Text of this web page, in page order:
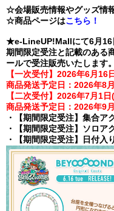
☆会場販売情報やグッズ情
☆商品ページはこちら！
★e-LineUP!Mallにて6月16
期間限定受注と記載のある
ールで受注販売いたします。
【一次受付】2026年6月
商品発送予定日：2026年8
【二次受付】2026年7月1
商品発送予定日：2026年9
・【期間限定受注】集合ア
・【期間限定受注】ソロア
・【期間限定受注】日付入